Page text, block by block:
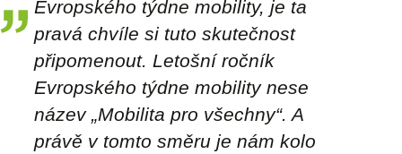
Evropského týdne mobility, je ta
pravá chvíle si tuto skutečnost
připomenout. Letošní ročník
Evropského týdne mobility nese
název „Mobilita pro všechny“. A
právě v tomto směru je nám kolo